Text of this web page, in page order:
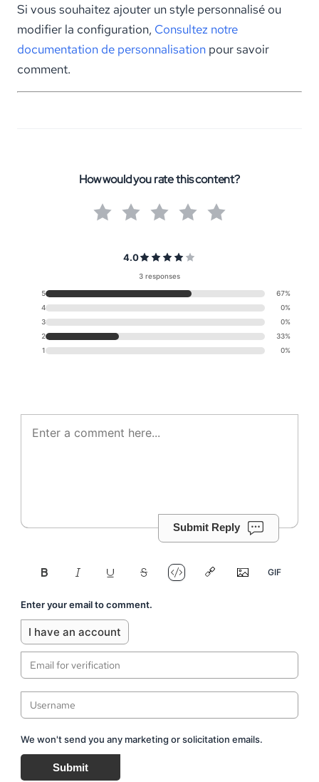
Si vous souhaitez ajouter un style personnalisé ou
modifier la configuration, Consultez notre
documentation de personnalisation pour savoir
comment.
How would you rate this content?
4.0
3 responses
5
67%
4
0%
3
0%
2
33%
1
0%
Submit Reply
Enter your email to comment.
I have an account
We won't send you any marketing or solicitation emails.
Submit